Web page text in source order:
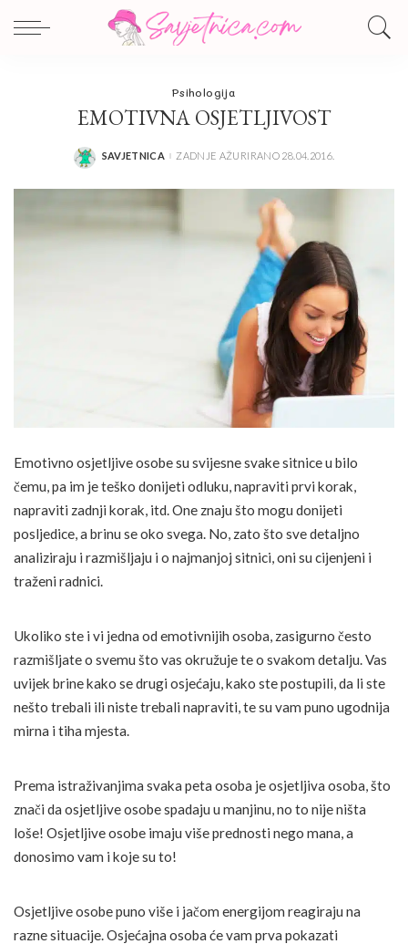
Psihologija
EMOTIVNA OSJETLJIVOST
POSTED
SAVJETNICA ZADNJE AŽURIRANO 28.04.2016.
Emotivno osjetljive osobe su svijesne svake sitnice u bilo
čemu, pa im je teško donijeti odluku, napraviti prvi korak,
napraviti zadnji korak, itd. One znaju što mogu donijeti
posljedice, a brinu se oko svega. No, zato što sve detaljno
analiziraju i razmišljaju i o najmanjoj sitnici, oni su cijenjeni i
traženi radnici.
Ukoliko ste i vi jedna od emotivnijih osoba, zasigurno često
razmišljate o svemu što vas okružuje te o svakom detalju. Vas
uvijek brine kako se drugi osjećaju, kako ste postupili, da li ste
nešto trebali ili niste trebali napraviti, te su vam puno ugodnija
mirna i tiha mjesta.
Prema istraživanjima svaka peta osoba je osjetljiva osoba, što
znači da osjetljive osobe spadaju u manjinu, no to nije ništa
loše! Osjetljive osobe imaju više prednosti nego mana, a
donosimo vam i koje su to!
Osjetljive osobe puno više i jačom energijom reagiraju na
razne situacije. Osjećajna osoba će vam prva pokazati